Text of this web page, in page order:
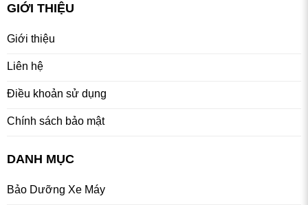
GIỚI THIỆU
Giới thiệu
Liên hệ
Điều khoản sử dụng
Chính sách bảo mật
DANH MỤC
Bảo Dưỡng Xe Máy